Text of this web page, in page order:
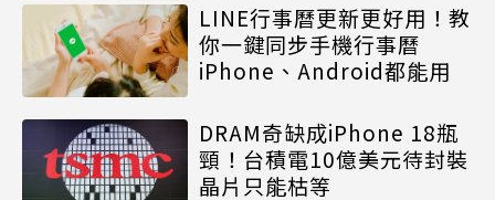
LINE行事曆更新更好用！教
你一鍵同步手機行事曆
iPhone、Android都能用
DRAM奇缺成iPhone 18瓶
頸！台積電10億美元待封裝
晶片只能枯等